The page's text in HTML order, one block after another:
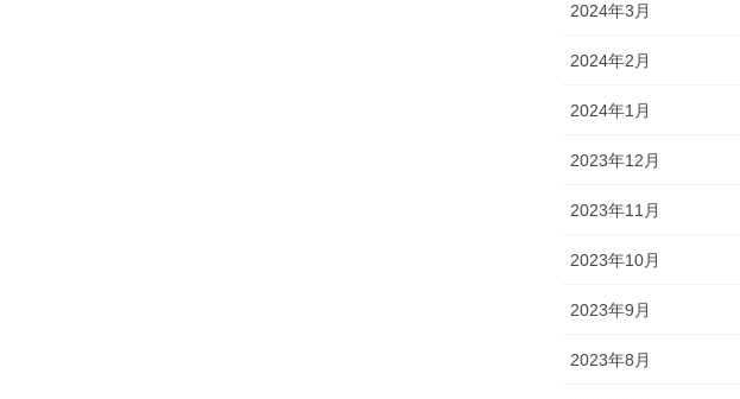
2024年3月
2024年2月
2024年1月
2023年12月
2023年11月
2023年10月
2023年9月
2023年8月